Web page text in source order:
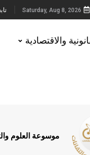
Saturday, Aug 8, 2026
والاقتصادية
موسوعة العلوم